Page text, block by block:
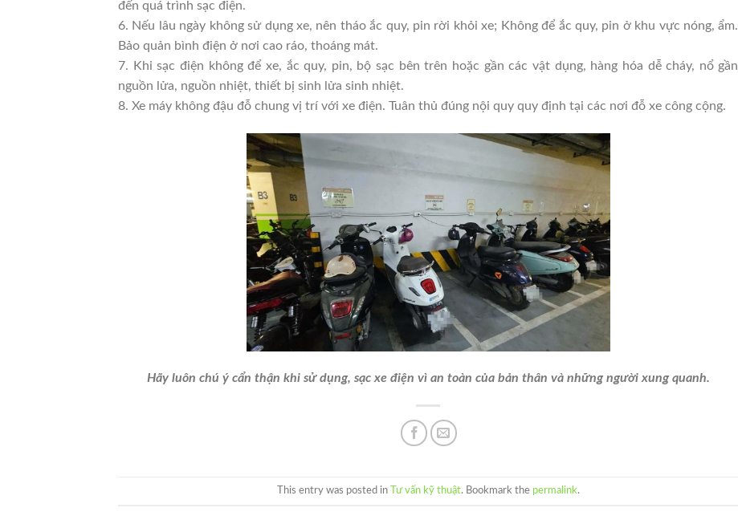
đến quá trình sạc điện.
6. Nếu lâu ngày không sử dụng xe, nên tháo ắc quy, pin rời khỏi xe; Không để ắc quy, pin ở khu vực nóng, ẩm.
Bảo quản bình điện ở nơi cao ráo, thoáng mát.
7. Khi sạc điện không để xe, ắc quy, pin, bộ sạc bên trên hoặc gần các vật dụng, hàng hóa dễ cháy, nổ gần
nguồn lửa, nguồn nhiệt, thiết bị sinh lửa sinh nhiệt.
8. Xe máy không đậu đỗ chung vị trí với xe điện. Tuân thủ đúng nội quy quy định tại các nơi đỗ xe công cộng.
Hãy luôn chú ý cẩn thận khi sử dụng, sạc xe điện vì an toàn của bản thân và những người xung quanh.
This entry was posted in Tư vấn kỹ thuật. Bookmark the permalink.